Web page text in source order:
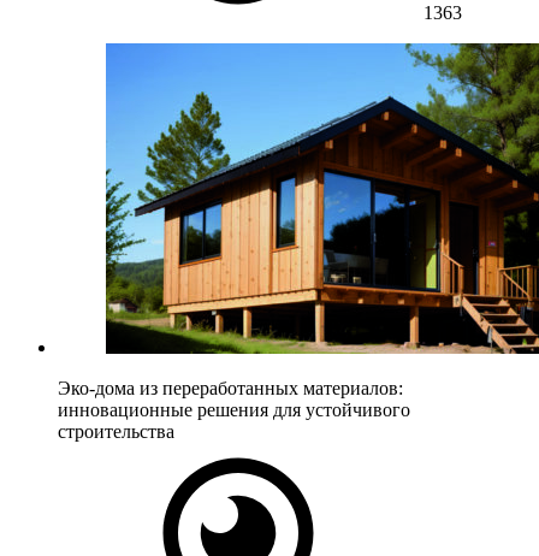
1363
Эко-дома из переработанных материалов:
инновационные решения для устойчивого
строительства